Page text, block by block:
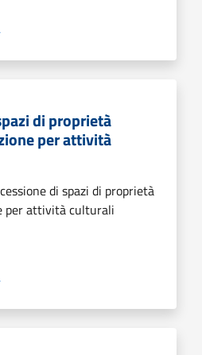
di proprietà
per attività
di spazi di proprietà
per attività culturali